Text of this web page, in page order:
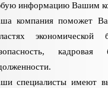
информацию Вашим
компания поможет
экономической
кадровая
специалисты имеют